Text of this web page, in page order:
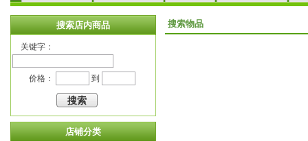
搜索店内商品
关键字：
价格： 到
店铺分类
搜索物品